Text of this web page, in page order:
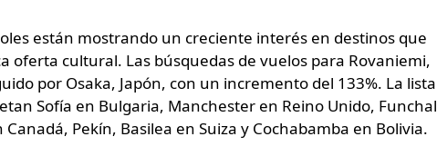
están mostrando un creciente interés en destinos que
oferta cultural. Las búsquedas de vuelos para Rovaniemi,
por Osaka, Japón, con un incremento del 133%. La lista
Sofía en Bulgaria, Manchester en Reino Unido, Funchal
Pekín, Basilea en Suiza y Cochabamba en Bolivia.